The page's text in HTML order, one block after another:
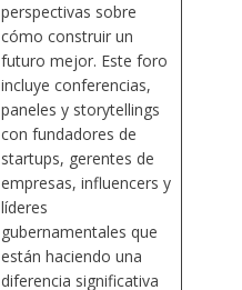
perspectivas sobre
cómo construir un
futuro mejor. Este foro
incluye conferencias,
paneles y storytellings
con fundadores de
startups, gerentes de
empresas, influencers y
líderes
gubernamentales que
están haciendo una
diferencia significativa